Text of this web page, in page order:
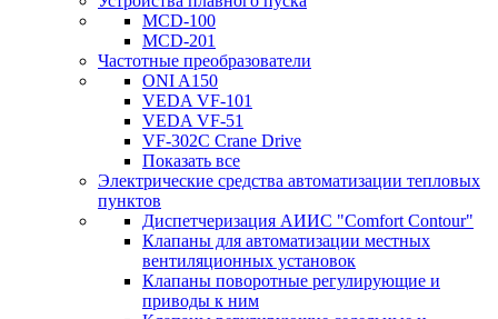
MCD-100
MCD-201
Частотные преобразователи
ONI A150
VEDA VF-101
VEDA VF-51
VF-302C Crane Drive
Показать все
Электрические средства автоматизации тепловых
пунктов
Диспетчеризация АИИС "Comfort Contour"
Клапаны для автоматизации местных
вентиляционных установок
Клапаны поворотные регулирующие и
приводы к ним